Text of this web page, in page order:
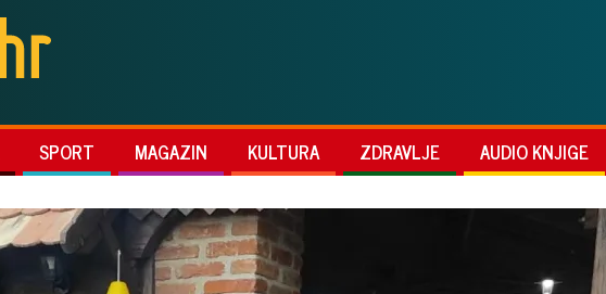
SPORT MAGAZIN KULTURA ZDRAVLJE AUDIO KNJIGE